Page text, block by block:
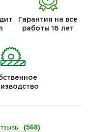
Гарантия на все
работы 16 лет
(568)